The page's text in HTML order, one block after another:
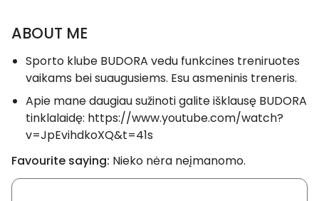
ABOUT ME
Sporto klube BUDORA vedu funkcines treniruotes
vaikams bei suaugusiems. Esu asmeninis treneris.
Apie mane daugiau sužinoti galite išklausę BUDORA
tinklalaidę: https://www.youtube.com/watch?
v=JpEvihdkoXQ&t=41s
Favourite saying: Nieko nėra neįmanomo.